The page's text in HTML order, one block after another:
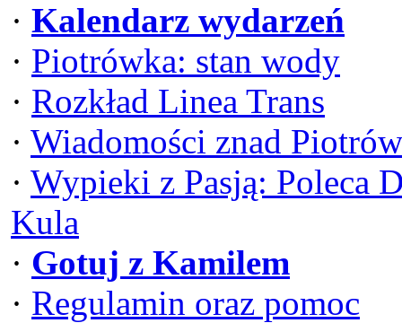
· Kalendarz wydarzeń
· Piotrówka: stan wody
· Rozkład Linea Trans
· Wiadomości znad
· Wypieki z Pasją: Poleca
Kula
· Gotuj z Kamilem
· Regulamin oraz pomoc